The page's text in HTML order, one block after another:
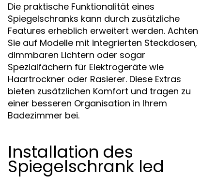
Die praktische Funktionalität eines
Spiegelschranks kann durch zusätzliche
Features erheblich erweitert werden. Achten
Sie auf Modelle mit integrierten Steckdosen,
dimmbaren Lichtern oder sogar
Spezialfächern für Elektrogeräte wie
Haartrockner oder Rasierer. Diese Extras
bieten zusätzlichen Komfort und tragen zu
einer besseren Organisation in Ihrem
Badezimmer bei.
Installation des
Spiegelschrank led